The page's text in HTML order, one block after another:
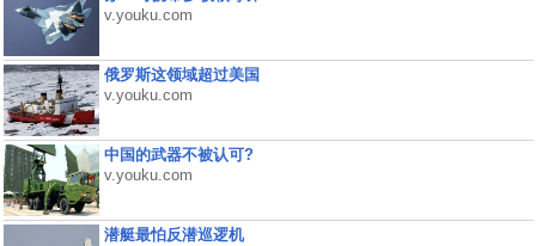
v.youku.com
俄罗斯这领域超过美国
v.youku.com
中国的武器不被认可?
v.youku.com
潜艇最怕反潜巡逻机